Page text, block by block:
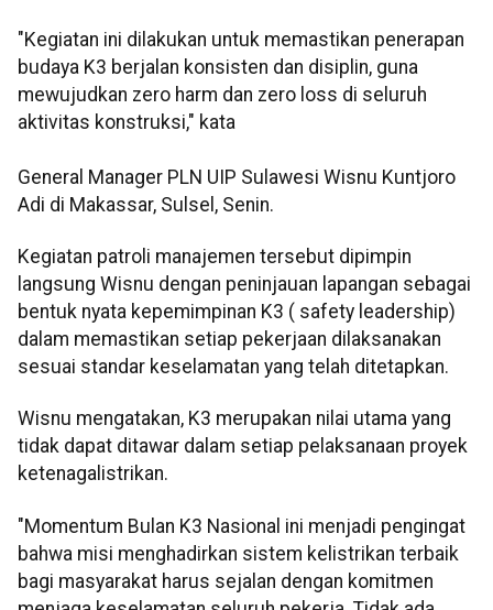
"Kegiatan ini dilakukan untuk memastikan penerapan
budaya K3 berjalan konsisten dan disiplin, guna
mewujudkan zero harm dan zero loss di seluruh
aktivitas konstruksi," kata
General Manager PLN UIP Sulawesi Wisnu Kuntjoro
Adi di Makassar, Sulsel, Senin.
Kegiatan patroli manajemen tersebut dipimpin
langsung Wisnu dengan peninjauan lapangan sebagai
bentuk nyata kepemimpinan K3 ( safety leadership)
dalam memastikan setiap pekerjaan dilaksanakan
sesuai standar keselamatan yang telah ditetapkan.
Wisnu mengatakan, K3 merupakan nilai utama yang
tidak dapat ditawar dalam setiap pelaksanaan proyek
ketenagalistrikan.
"Momentum Bulan K3 Nasional ini menjadi pengingat
bahwa misi menghadirkan sistem kelistrikan terbaik
bagi masyarakat harus sejalan dengan komitmen